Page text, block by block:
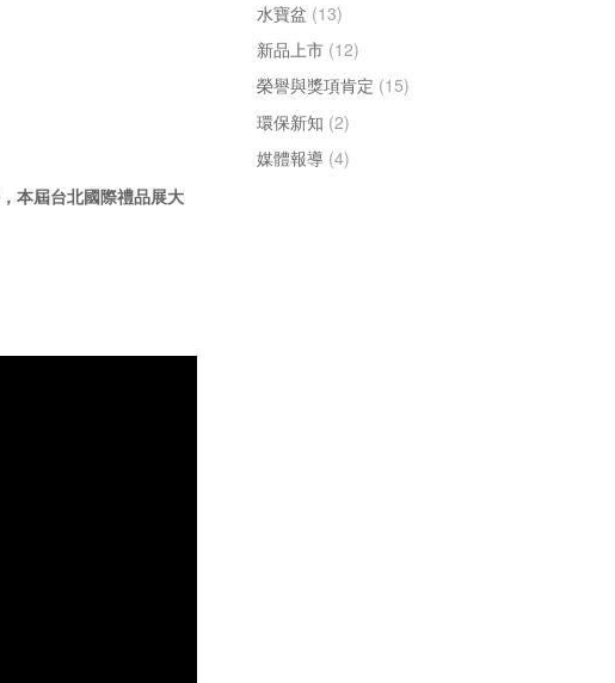
本屆台北國際禮品展大
水寶盆 (13)
新品上市 (12)
榮譽與獎項肯定 (15)
環保新知 (2)
媒體報導 (4)